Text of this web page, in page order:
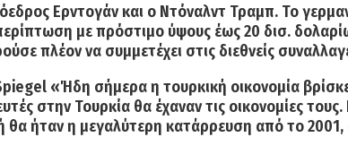
Ερντογάν και ο Ντόναλντ Τραμπ. Το
με πρόστιμο ύψους έως 20 δισ.
πλέον να συμμετέχει στις διεθνείς
«Ήδη σήμερα η τουρκική οικονομία
στην Τουρκία θα έχαναν τις οικονομίες
ήταν η μεγαλύτερη κατάρρευση από το 2001,